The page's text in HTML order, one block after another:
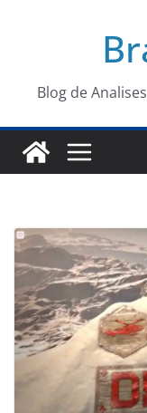
conteúdoBlog de